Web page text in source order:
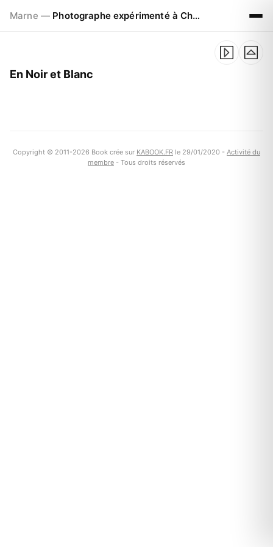
Marne — Photographe expérimenté à Chalons en Champagne
En Noir et Blanc
Copyright © 2011-2026 Book crée sur KABOOK.FR le 29/01/2020 - Activité du
membre - Tous droits réservés